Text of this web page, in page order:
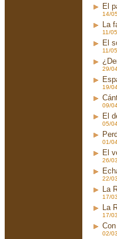
El
14/
La
11/
El
11/
29/
19/
09/
El
05/
01/
El
26/
22/
La
17/
La
17/
02/